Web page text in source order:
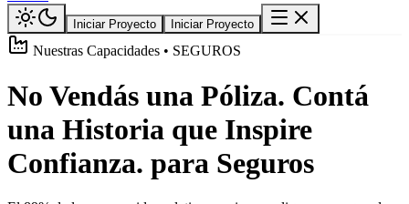
Iniciar Proyecto Iniciar Proyecto
Nuestras Capacidades • SEGUROS
No Vendás una Póliza. Contá
una Historia que Inspire
Confianza. para Seguros